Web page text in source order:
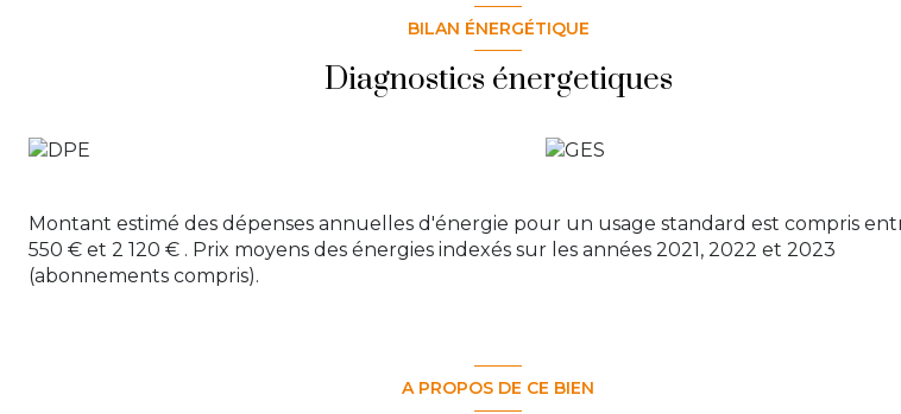
Les informations sur les risques auxquels ce bien est exposé sont disponibles sur le site
BILAN ÉNERGÉTIQUE
Diagnostics énergetiques
Montant estimé des dépenses annuelles d'énergie pour un usage standard est compris
550 € et 2 120 € . Prix moyens des énergies indexés sur les années 2021, 2022 et 2023
(abonnements compris).
A PROPOS DE CE BIEN